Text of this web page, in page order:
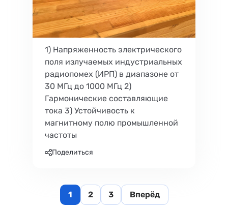
1) Напряженность электрического
поля излучаемых индустриальных
радиопомех (ИРП) в диапазоне от
30 МГц до 1000 МГц 2)
Гармонические составляющие
тока 3) Устойчивость к
магнитному полю промышленной
частоты
Поделиться
1 2 3 Вперёд